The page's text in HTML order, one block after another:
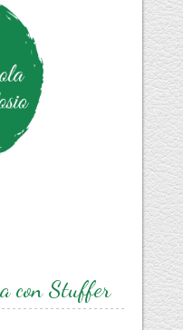
con Stuffer